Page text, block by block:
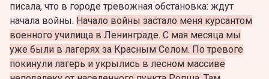
писала, что в городе тревожная обстановка: ждут
начала войны. Начало войны застало меня курсантом
военного училища в Ленинграде. С мая месяца мы
уже были в лагерях за Красным Селом. По тревоге
покинули лагерь и укрылись в лесном массиве